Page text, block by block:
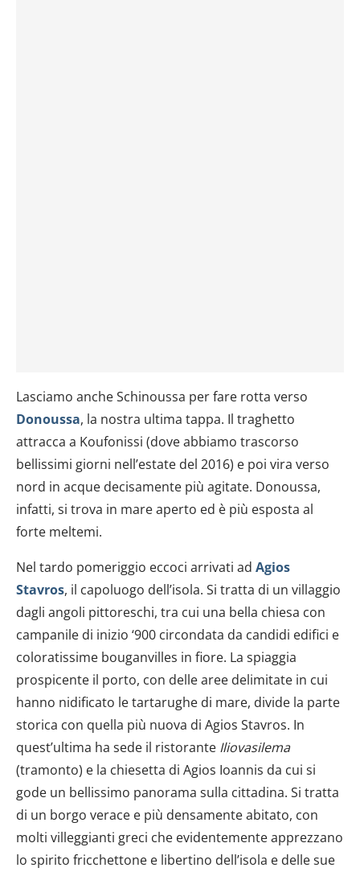
Lasciamo anche Schinoussa per fare rotta verso
Donoussa, la nostra ultima tappa. Il traghetto
attracca a Koufonissi (dove abbiamo trascorso
bellissimi giorni nell’estate del 2016) e poi vira verso
nord in acque decisamente più agitate. Donoussa,
infatti, si trova in mare aperto ed è più esposta al
forte meltemi.
Nel tardo pomeriggio eccoci arrivati ad Agios
Stavros, il capoluogo dell’isola. Si tratta di un villaggio
dagli angoli pittoreschi, tra cui una bella chiesa con
campanile di inizio ‘900 circondata da candidi edifici e
coloratissime bouganvilles in fiore. La spiaggia
prospicente il porto, con delle aree delimitate in cui
hanno nidificato le tartarughe di mare, divide la parte
storica con quella più nuova di Agios Stavros. In
quest’ultima ha sede il ristorante Iliovasilema
(tramonto) e la chiesetta di Agios Ioannis da cui si
gode un bellissimo panorama sulla cittadina. Si tratta
di un borgo verace e più densamente abitato, con
molti villeggianti greci che evidentemente apprezzano
lo spirito fricchettone e libertino dell’isola e delle sue